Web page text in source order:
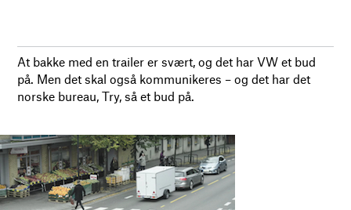
At bakke med en trailer er svært, og det har VW et bud
på. Men det skal også kommunikeres – og det har det
norske bureau, Try, så et bud på.